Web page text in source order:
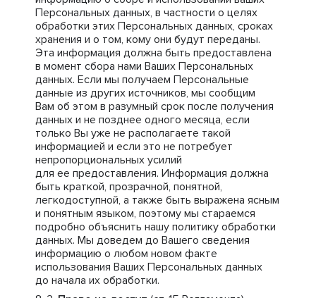
Персональных данных, в частности о целях
обработки этих Персональных данных, сроках
хранения и о том, кому они будут переданы.
Эта информация должна быть предоставлена
в момент сбора нами Ваших Персональных
данных. Если мы получаем Персональные
данные из других источников, мы сообщим
Вам об этом в разумный срок после получения
данных и не позднее одного месяца, если
только Вы уже не располагаете такой
информацией и если это не потребует
непропорциональных усилий
для ее предоставления. Информация должна
быть краткой, прозрачной, понятной,
легкодоступной, а также быть выражена ясным
и понятным языком, поэтому мы стараемся
подробно объяснить нашу политику обработки
данных. Мы доведем до Вашего сведения
информацию о любом новом факте
использования Ваших Персональных данных
до начала их обработки.